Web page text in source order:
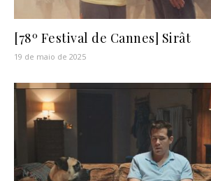
[78º Festival de Cannes] Sirât
19 de maio de 2025